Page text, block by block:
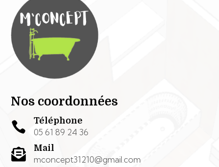
Nos coordonnées
 Téléphone
05 61 89 24 36
 Mail
mconcept31210@gmail.com